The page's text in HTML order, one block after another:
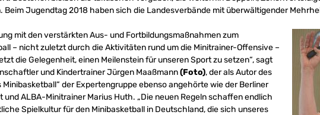
Beim Jugendtag 2018 haben sich die Landesverbände mit überwältigender
mit den verstärkten Aus- und Fortbildungsmaßnahmen zum
– nicht zuletzt durch die Aktivitäten rund um die Minitrainer-Offensive –
die Gelegenheit, einen Meilenstein für unseren Sport zu setzen“, sagt
und Kindertrainer Jürgen Maaßmann(Foto), der als Autor des
Minibasketball“ der Expertengruppe ebenso angehörte wie der Berliner
und ALBA-Minitrainer Marius Huth. „Die neuen Regeln schaffen endlich
Spielkultur für den Minibasketball in Deutschland, die sich unseres